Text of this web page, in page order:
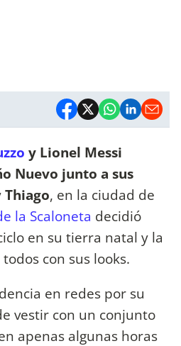
y Lionel Messi
Nuevo junto a sus
Thiago, en la ciudad de
la Scaloneta decidió
en su tierra natal y la
con sus looks.
en redes por su
vestir con un conjunto
apenas algunas horas